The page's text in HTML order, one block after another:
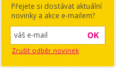
Přejete si dostávat aktuální
novinky a akce e-mailem?
OK
Zrušit odběr novinek